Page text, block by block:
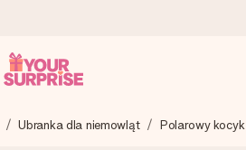
z troską i wysyłamy go w mgnieniu
Ubranka dla niemowląt Polarowy